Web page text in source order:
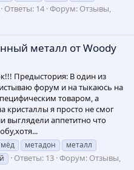
Ответы: 14 Форум: Отзывы,
металл от Woody
Предыстория: В один из
форум и на тыкаюсь на
товаром, а
кристаллы я просто не смог
выглядели аппетитно что
мёд метадон
металл
Ответы: 13 Форум: Отзывы,